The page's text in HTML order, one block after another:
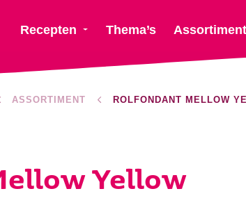
Recepten Thema’s Assortiment
ASSORTIMENT ROLFONDANT MELLOW
Yellow